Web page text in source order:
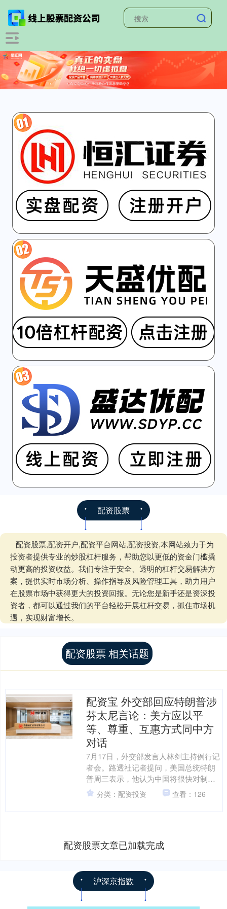
配资股票
配资股票,配资开户,配资平台网站,配资投资,本网站致力于为
投资者提供专业的炒股杠杆服务，帮助您以更低的资金门槛撬
动更高的投资收益。我们专注于安全、透明的杠杆交易解决方
案，提供实时市场分析、操作指导及风险管理工具，助力用户
在股票市场中获得更大的投资回报。无论您是新手还是资深投
资者，都可以通过我们的平台轻松开展杠杆交易，抓住市场机
遇，实现财富增长。
配资股票 相关话题
配资宝 外交部回应特朗普涉
芬太尼言论：美方应以平
等、尊重、互惠方式同中方
对话
7月17日，外交部发言人林剑主持例行记
者会。路透社记者提问，美国总统特朗
普周三表示，他认为中国将很快对制造
和分销芬太尼的人判处死刑。中方对此
言论有何回应？ 林剑....
分类：配资投资 查看：126
配资股票文章已加载完成
沪深京指数